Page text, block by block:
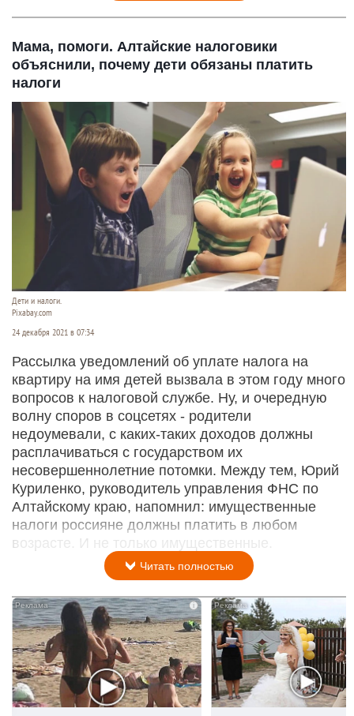
Мама, помоги. Алтайские налоговики
объяснили, почему дети обязаны платить
налоги
Дети и налоги.
Pixabay.com
24 декабря 2021 в 07:34
Рассылка уведомлений об уплате налога на
квартиру на имя детей вызвала в этом году много
вопросов к налоговой службе. Ну, и очередную
волну споров в соцсетях - родители
недоумевали, с каких-таких доходов должны
расплачиваться с государством их
несовершеннолетние потомки. Между тем, Юрий
Куриленко, руководитель управления ФНС по
Алтайскому краю, напомнил: имущественные
налоги россияне должны платить в любом
возрасте. И не только имущественные.
Читать полностью
i